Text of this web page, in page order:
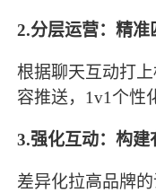
2.分层运营：精准
根据聊天互动打
容推送， 1v1个性
3.强化互动：构建
差异化拉高品牌